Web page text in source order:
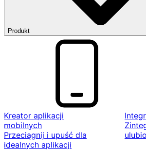
Produkt
Kreator aplikacji
mobilnych
Przeciągnij i upuść dla
idealnych aplikacji